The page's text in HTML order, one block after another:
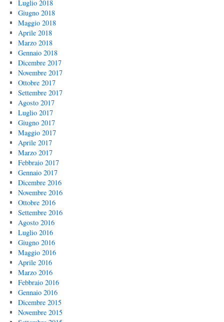
Luglio 2018
Giugno 2018
Maggio 2018
Aprile 2018
Marzo 2018
Gennaio 2018
Dicembre 2017
Novembre 2017
Ottobre 2017
Settembre 2017
Agosto 2017
Luglio 2017
Giugno 2017
Maggio 2017
Aprile 2017
Marzo 2017
Febbraio 2017
Gennaio 2017
Dicembre 2016
Novembre 2016
Ottobre 2016
Settembre 2016
Agosto 2016
Luglio 2016
Giugno 2016
Maggio 2016
Aprile 2016
Marzo 2016
Febbraio 2016
Gennaio 2016
Dicembre 2015
Novembre 2015